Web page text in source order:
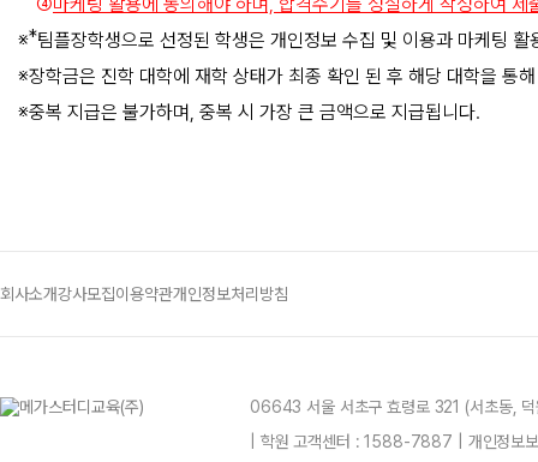
※*팀플장학생으로 선정된 학생은 개인정보 수집 및 이용과 마케팅
※장학금은 진학 대학에 재학 상태가 최종 확인 된 후 해당 대학을 통
※중복 지급은 불가하며, 중복 시 가장 큰 금액으로 지급됩니다.
회사소개강사모집이용약관개인정보처리방침
06643 서울 서초구 효령로 321 (서초동,
| 학원 고객센터 : 1588-7887 | 개인정보